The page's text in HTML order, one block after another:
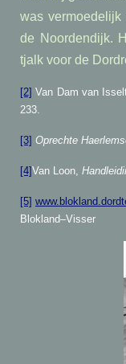
was
de Noordendijk.
tjalk voor de
[2] Van Dam van
233.
[3] Oprechte
[4]Van Loon,
[5]
Blokland–Visser